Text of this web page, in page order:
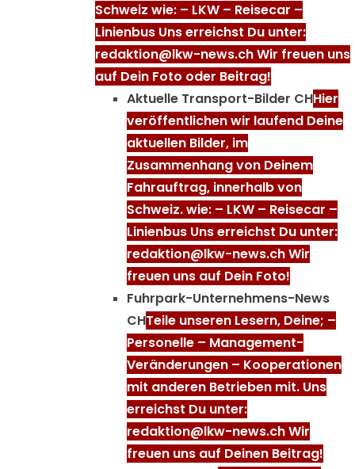
Schweiz wie: – LKW – Reisecar –
Linienbus Uns erreichst Du unter:
redaktion@lkw-news.ch Wir freuen uns
auf Dein Foto oder Beitrag!
Aktuelle Transport-Bilder CHHier
veröffentlichen wir laufend Deine
aktuellen Bilder, im
Zusammenhang von Deinem
Fahrauftrag, innerhalb von
Schweiz. wie: – LKW – Reisecar –
Linienbus Uns erreichst Du unter:
redaktion@lkw-news.ch Wir
freuen uns auf Dein Foto!
Fuhrpark-Unternehmens-News
CHTeile unseren Lesern, Deine; –
Personelle – Management-
Veränderungen – Kooperationen
mit anderen Betrieben mit. Uns
erreichst Du unter:
redaktion@lkw-news.ch Wir
freuen uns auf Deinen Beitrag!